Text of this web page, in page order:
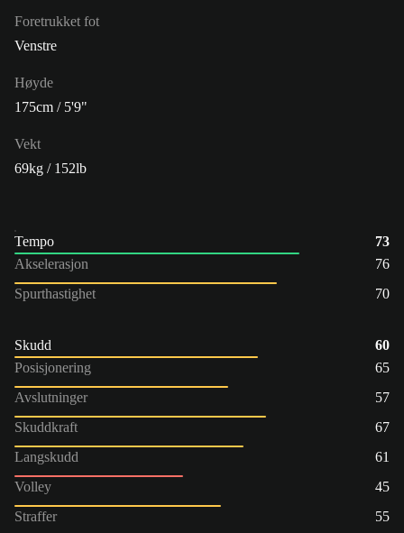
Foretrukket fot
Venstre
Høyde
175cm / 5'9"
Vekt
69kg / 152lb
Tempo
73
Akselerasjon
76
Spurthastighet
70
Skudd
60
Posisjonering
65
Avslutninger
57
Skuddkraft
67
Langskudd
61
Volley
45
Straffer
55